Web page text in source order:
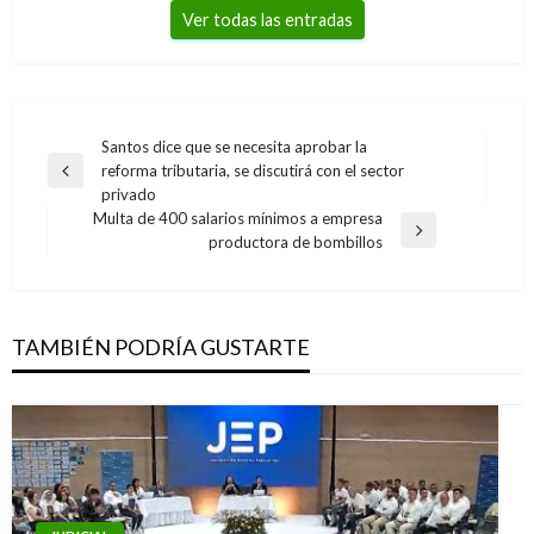
Ver todas las entradas
Navegación
de
entradas
Entrada
anterior
Santos dice que se necesita aprobar la
reforma tributaria, se discutirá con el sector
privado
Multa de 400 salarios mínimos a empresa
productora de bombillos
TAMBIÉN PODRÍA GUSTARTE